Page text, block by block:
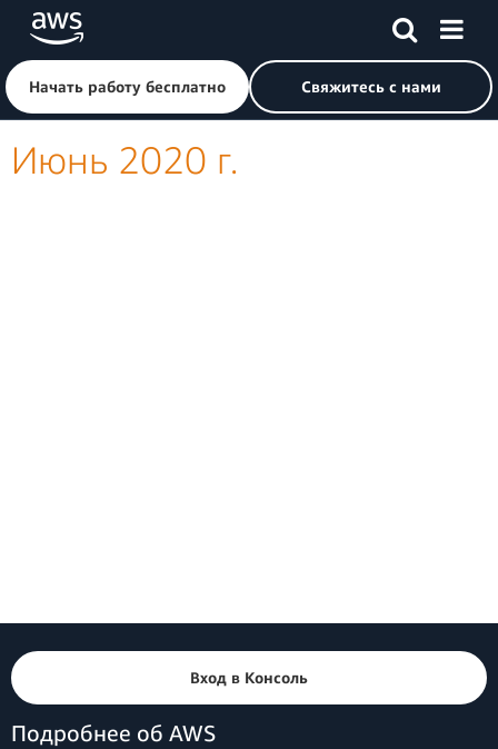
Перейти к главному контенту
Щелкните здесь, чтобы вернуться на главную страницу
Начать работу бесплатно Свяжитесь с нами
Июнь 2020 г.
Вход в Консоль
Подробнее об AWS